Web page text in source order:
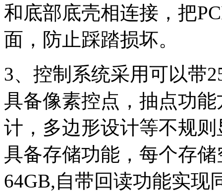
和底部底壳相连接，把
面，防止踩踏损坏。
3、控制系统采用可以带
具备像素控点，抽点功
计，多边形设计等不规
具备存储功能，每个存
64GB,自带回读功能实现